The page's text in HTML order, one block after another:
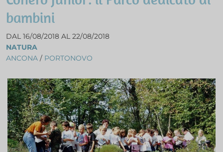
bambini
DAL 16/08/2018 AL 22/08/2018
NATURA
ANCONA / PORTONOVO